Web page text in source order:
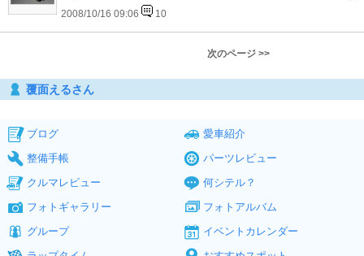
2008/10/16 09:06 10
次のページ >>
覆面えるさん
ブログ
愛車紹介
整備手帳
パーツレビュー
クルマレビュー
何シテル？
フォトギャラリー
フォトアルバム
グループ
イベントカレンダー